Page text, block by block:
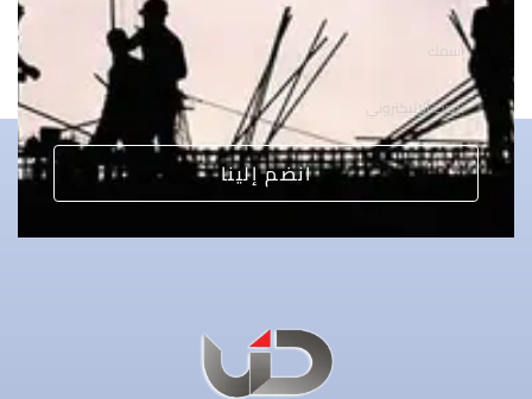
انضم إلينا